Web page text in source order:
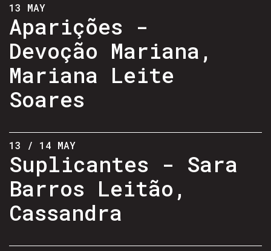
13 MAY
Aparições -
Devoção Mariana,
Mariana Leite
Soares
13 / 14 MAY
Suplicantes - Sara
Barros Leitão,
Cassandra